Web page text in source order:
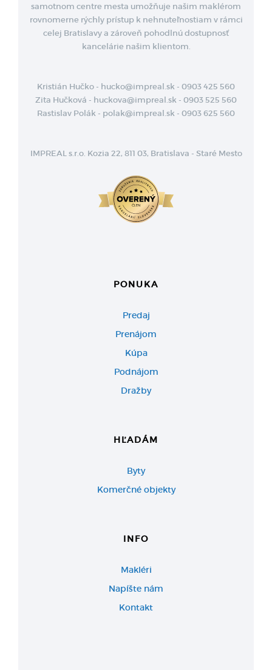
samotnom centre mesta umožňuje našim maklérom
rovnomerne rýchly prístup k nehnuteľnostiam v rámci
celej Bratislavy a zároveň pohodlnú dostupnosť
kancelárie našim klientom.
Kristián Hučko - hucko@impreal.sk - 0903 425 560
Zita Hučková - huckova@impreal.sk - 0903 525 560
Rastislav Polák - polak@impreal.sk - 0903 625 560
IMPREAL s.r.o. Kozia 22, 811 03, Bratislava - Staré Mesto
PONUKA
Predaj
Prenájom
Kúpa
Podnájom
Dražby
HĽADÁM
Byty
Komerčné objekty
INFO
Makléri
Napíšte nám
Kontakt